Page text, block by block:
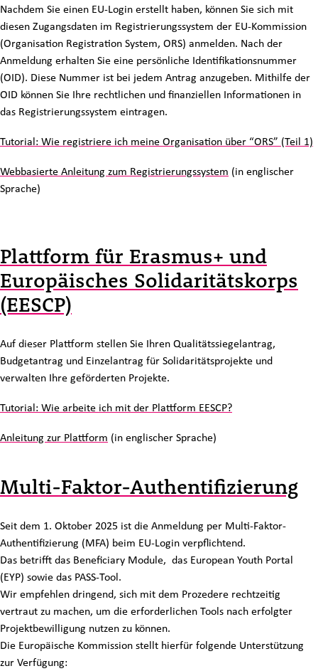
Nachdem Sie einen EU-Login erstellt haben, können Sie sich mit
diesen Zugangsdaten im Registrierungssystem der EU-Kommission
(Organisation Registration System, ORS) anmelden. Nach der
Anmeldung erhalten Sie eine persönliche Identifikationsnummer
(OID). Diese Nummer ist bei jedem Antrag anzugeben. Mithilfe der
OID können Sie Ihre rechtlichen und finanziellen Informationen in
das Registrierungssystem eintragen.
Tutorial: Wie registriere ich meine Organisation über “ORS” (Teil 1)
Webbasierte Anleitung zum Registrierungssystem (in englischer
Sprache)
Plattform für Erasmus+ und
Europäisches Solidaritätskorps
(EESCP)
Auf dieser Plattform stellen Sie Ihren Qualitätssiegelantrag,
Budgetantrag und Einzelantrag für Solidaritätsprojekte und
verwalten Ihre geförderten Projekte.
Tutorial: Wie arbeite ich mit der Plattform EESCP?
Anleitung zur Plattform (in englischer Sprache)
Multi-Faktor-Authentifizierung
Seit dem 1. Oktober 2025 ist die Anmeldung per Multi-Faktor-
Authentifizierung (MFA) beim EU-Login verpflichtend.
Das betrifft das Beneficiary Module, das European Youth Portal
(EYP) sowie das PASS-Tool.
Wir empfehlen dringend, sich mit dem Prozedere rechtzeitig
vertraut zu machen, um die erforderlichen Tools nach erfolgter
Projektbewilligung nutzen zu können.
Die Europäische Kommission stellt hierfür folgende Unterstützung
zur Verfügung: